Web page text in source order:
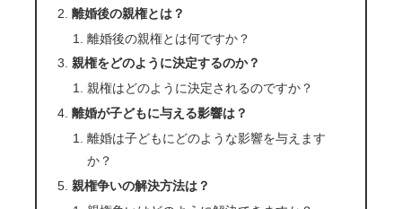
離婚後の親権とは？
離婚後の親権とは何ですか？
親権をどのように決定するのか？
親権はどのように決定されるのですか？
離婚が子どもに与える影響は？
離婚は子どもにどのような影響を与えます
か？
親権争いの解決方法は？